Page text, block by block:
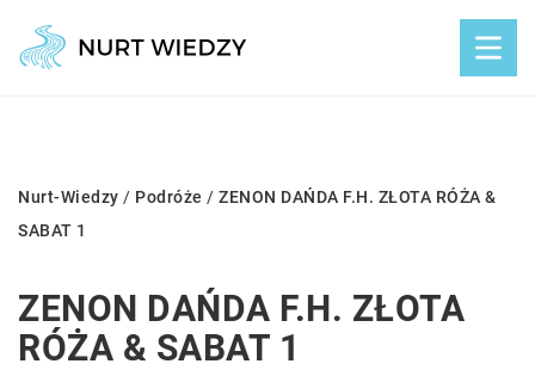
Nurt-Wiedzy / Podróże / ZENON DAŃDA F.H. ZŁOTA RÓŻA &
SABAT 1
ZENON DAŃDA F.H. ZŁOTA
RÓŻA & SABAT 1